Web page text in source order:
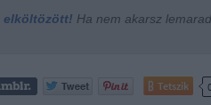
elköltözött! Ha nem akarsz
Tetszik